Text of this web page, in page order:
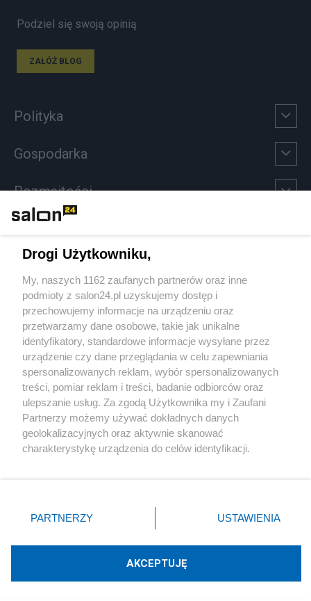
Podziel się swoją opinią
ZAŁÓŻ BLOG
Polityka
Gospodarka
Rozmaitości
Sport
Społeczeństwo
Kultura
X Facebook Instagram Youtube
Technologię dostarcza:W3media.pl
Drogi Użytkowniku,
My, naszych 1162 zaufanych partnerów oraz inne
podmioty z salon24.pl uzyskujemy dostęp i
przechowujemy informacje na urządzeniu oraz
przetwarzamy dane osobowe, takie jak unikalne
identyfikatory, standardowe informacje wysyłane przez
urządzenie czy dane przeglądania w celu zapewniania
spersonalizowanych reklam, wybór spersonalizowanych
treści, pomiar reklam i treści, badanie odbiorców oraz
ulepszanie usług. Za zgodą Użytkownika my i Zaufani
Partnerzy możemy używać dokładnych danych
geolokalizacyjnych oraz aktywnie skanować
charakterystykę urządzenia do celów identyfikacji.
zmienić/wycofać klikając przycisk ustawień prywatności
znajdujący się w lewym dolnym rogu strony
rodzaje przetwarzania danych nie wymagają zgody
użytkownika, ale masz prawo sprzeciwić się takiemu
PARTNERZY USTAWIENIA
AKCEPTUJĘ